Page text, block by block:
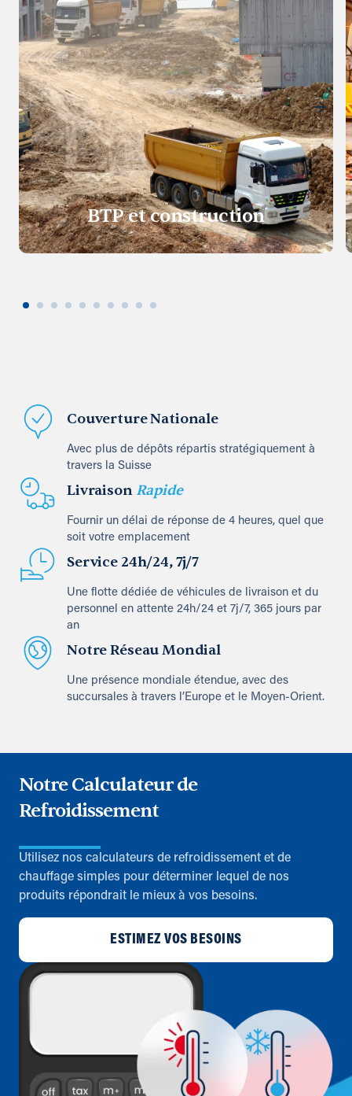
BTP et construction
Couverture Nationale
Avec plus de dépôts répartis stratégiquement à
travers la Suisse
Livraison Rapide
Fournir un délai de réponse de 4 heures, quel que
soit votre emplacement
Service 24h/24, 7j/7
Une flotte dédiée de véhicules de livraison et du
personnel en attente 24h/24 et 7j/7, 365 jours par
an
Notre Réseau Mondial
Une présence mondiale étendue, avec des
succursales à travers l’Europe et le Moyen-Orient.
Notre Calculateur de
Refroidissement
Utilisez nos calculateurs de refroidissement et de
chauffage simples pour déterminer lequel de nos
produits répondrait le mieux à vos besoins.
ESTIMEZ VOS BESOINS